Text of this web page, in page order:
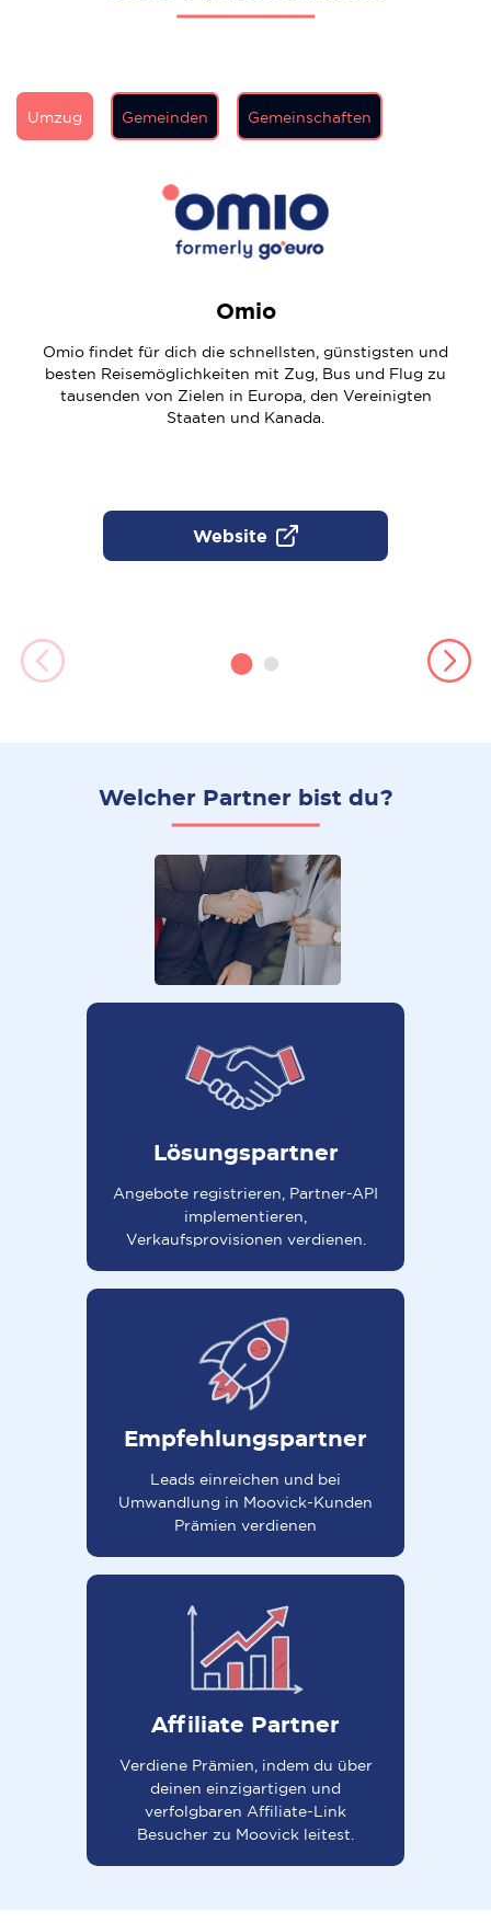
Umzug Gemeinden Gemeinschaften
Omio
Omio findet für dich die schnellsten, günstigsten und
besten Reisemöglichkeiten mit Zug, Bus und Flug zu
tausenden von Zielen in Europa, den Vereinigten
Staaten und Kanada.
Website
Welcher Partner bist du?
Lösungspartner
Angebote registrieren, Partner-API
implementieren,
Verkaufsprovisionen verdienen.
Empfehlungspartner
Leads einreichen und bei
Umwandlung in Moovick-Kunden
Prämien verdienen
Affiliate Partner
Verdiene Prämien, indem du über
deinen einzigartigen und
verfolgbaren Affiliate-Link
Besucher zu Moovick leitest.